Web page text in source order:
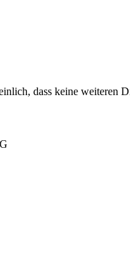
dass keine weiteren